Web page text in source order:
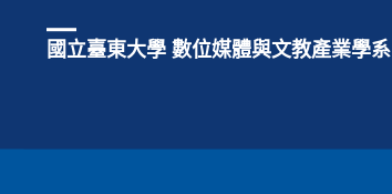
國立臺東大學 數位媒體與文教產業學系